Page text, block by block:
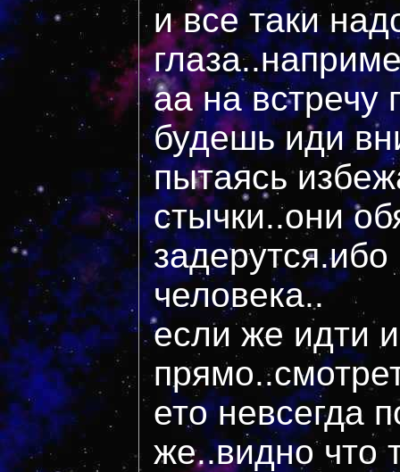
и все таки
аа на встречу
будешь иди
пытаясь
стычки..они
человека..
если же идти
ето невсегда
же..видно что